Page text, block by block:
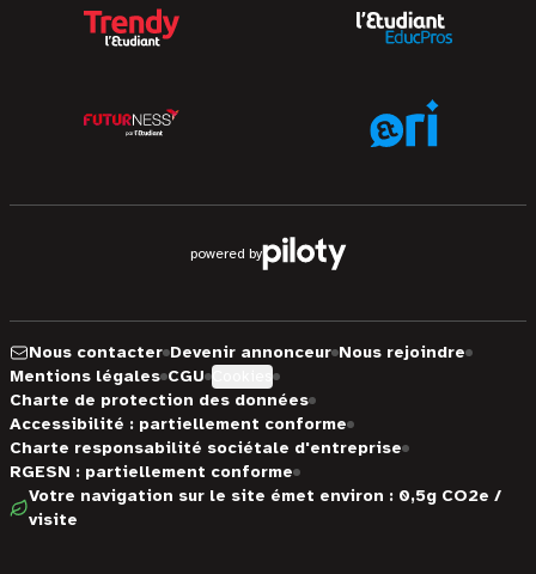
powered by
Nous contacter Devenir annonceur Nous rejoindre
Mentions légales CGU
Charte de protection des données
Accessibilité : partiellement conforme
Charte responsabilité sociétale d'entreprise
RGESN : partiellement conforme
Votre navigation sur le site émet environ : 0,5g CO2e /
visite